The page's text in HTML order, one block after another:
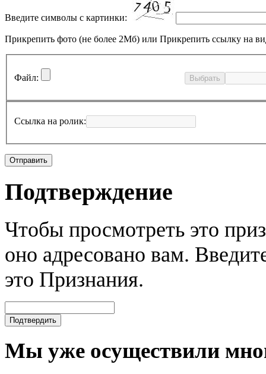
Введите символы с картинки:
Прикрепить фото (не более 2Мб) или Прикрепить ссылку на
Файл: Выбрать
Ссылка на ролик:
Подтверждение
Чтобы просмотреть это
оно адресовано вам.
это Признания.
Мы уже осуществили